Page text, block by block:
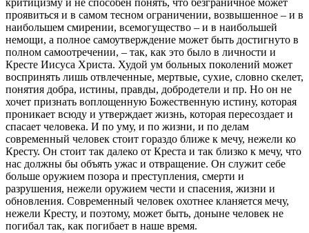
критицизму и не способен понять, что безграничное может
проявиться и в самом тесном ограничении, возвышенное – и в
наибольшем смирении, всемогущество – и в наибольшей
немощи, а полное самоутверждение может быть достигнуто в
полном самоотречении, – так, как это было в личности и
Кресте Иисуса Христа. Худой ум больных поколений может
воспринять лишь отвлеченные, мертвые, сухие, словно скелет,
понятия добра, истины, правды, добродетели и пр. Но он не
хочет признать воплощенную Божественную истину, которая
проникает всюду и утверждает жизнь, которая пересоздает и
спасает человека. И по уму, и по жизни, и по делам
современный человек стоит гораздо ближе к мечу, нежели ко
Кресту. Он стоит так далеко от Креста и так близко к мечу, что
нас должны бы объять ужас и отвращение. Он служит себе
больше оружием позора и преступления, смерти и
разрушения, нежели оружием чести и спасения, жизни и
обновления. Современный человек охотнее кланяется мечу,
нежели Кресту, и поэтому, может быть, доныне человек не
погибал так, как погибает в наше время.